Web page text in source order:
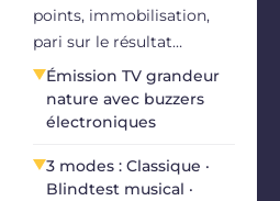
points, immobilisation,
pari sur le résultat…
Émission TV grandeur
nature avec buzzers
électroniques
3 modes : Classique ·
Blindtest musical ·